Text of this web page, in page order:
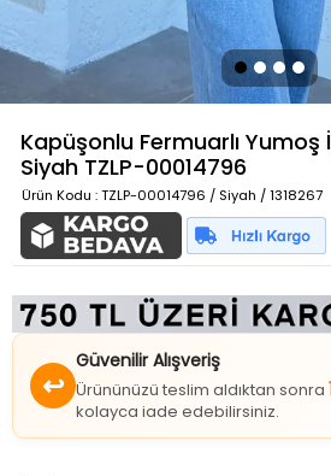
Kapüşonlu Fermuarlı Yumoş
Siyah TZLP-00014796
Ürün Kodu : TZLP-00014796 / Siyah / 1318267
↩
Güvenilir Alışveriş
Ürününüzü teslim aldıktan sonra
kolayca iade edebilirsiniz.